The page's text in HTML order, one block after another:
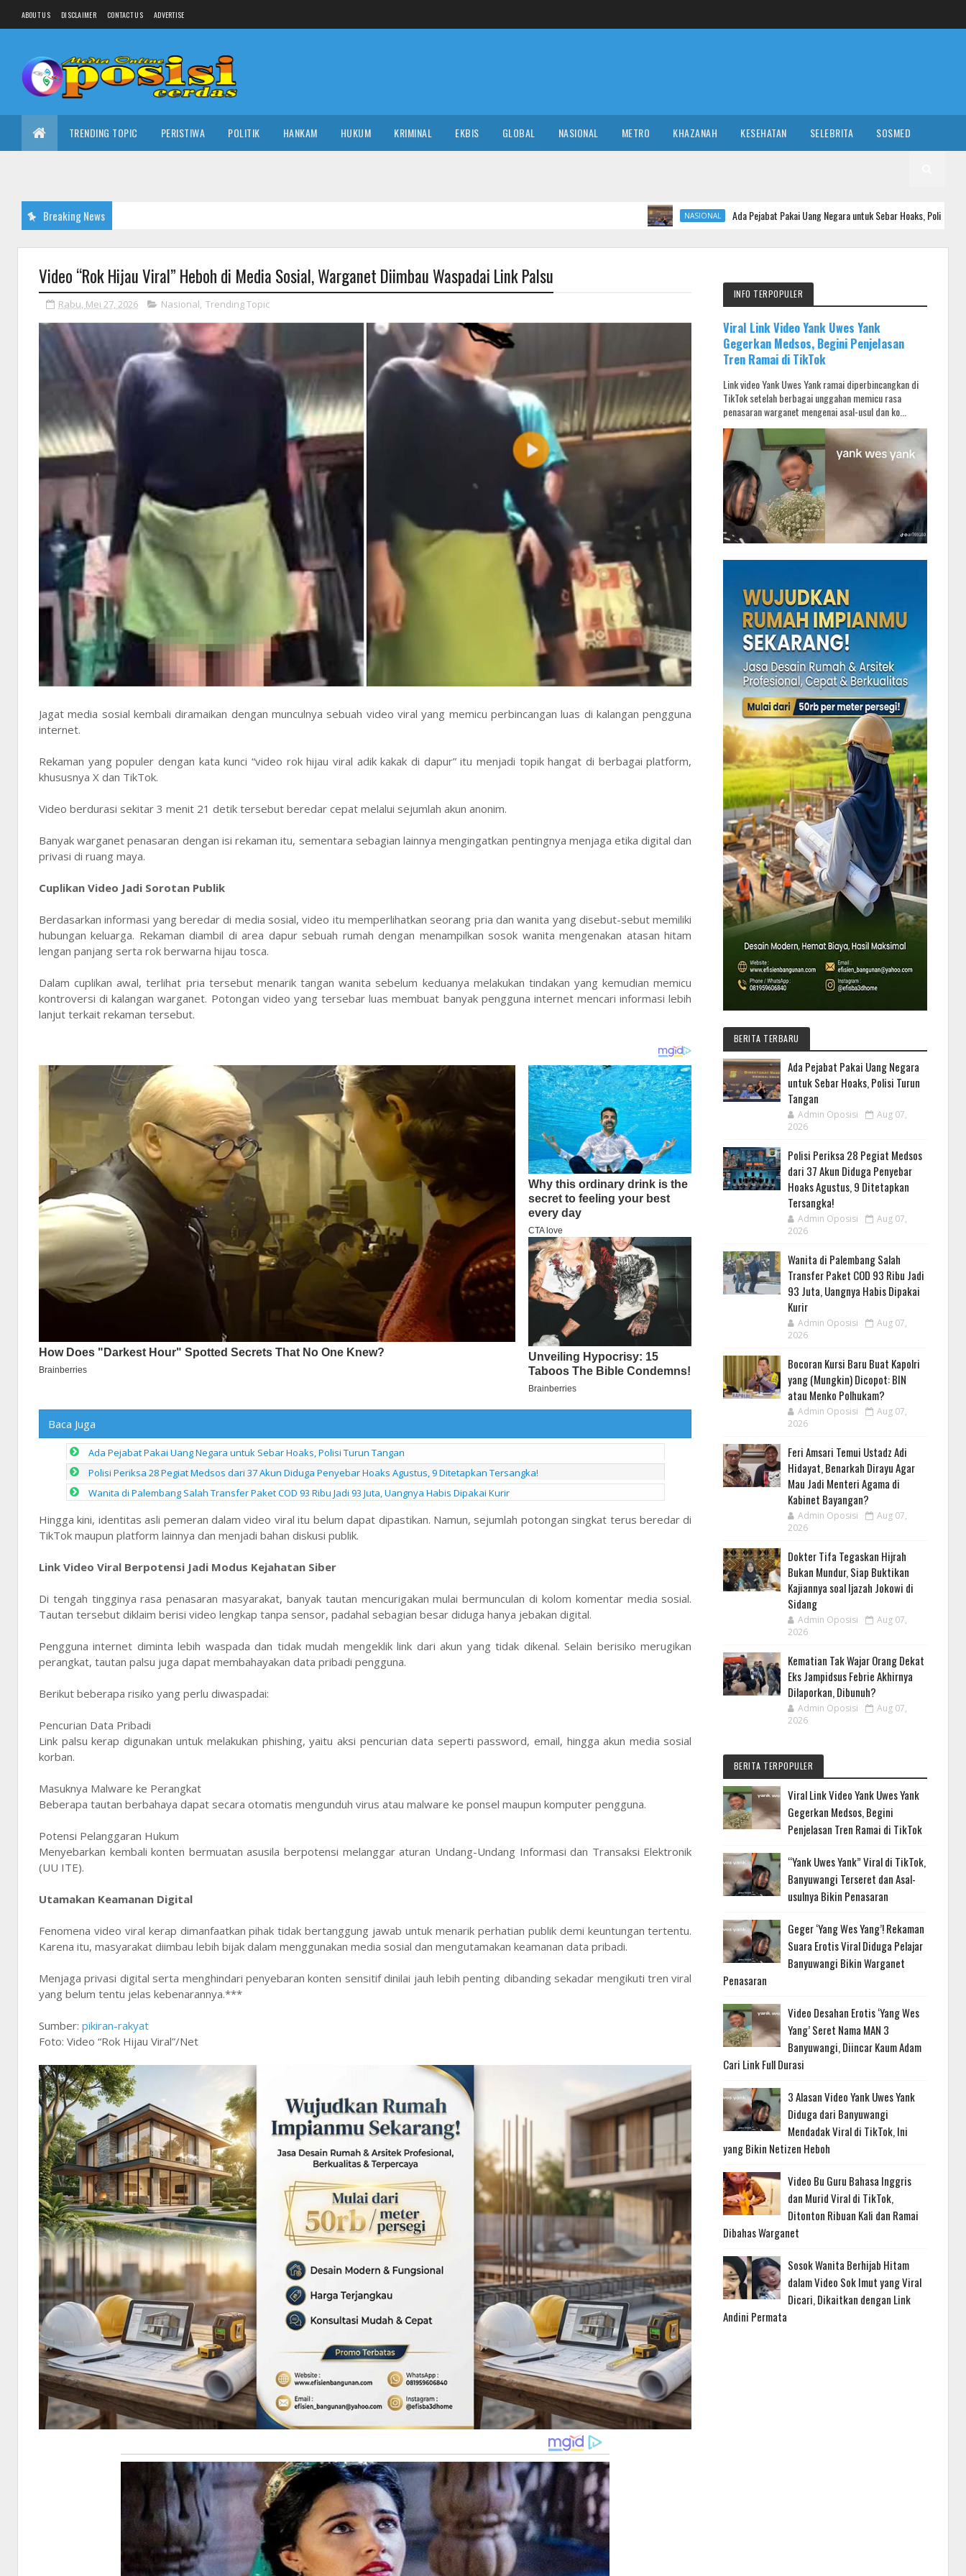
ABOUT US DISCLAIMER CONTACT US ADVERTISE
TRENDING TOPIC PERISTIWA POLITIK HANKAM HUKUM KRIMINAL EKBIS GLOBAL NASIONAL METRO KHAZANAH KESEHATAN SELEBRITA SOSMED
Breaking News NASIONAL Ada Pejabat Pakai Uang Negara untuk Sebar Hoaks, Polisi Turun Tangan
Video “Rok Hijau Viral” Heboh di Media Sosial, Warganet Diimbau Waspadai Link Palsu
Rabu, Mei 27, 2026 Nasional, Trending Topic
Jagat media sosial kembali diramaikan dengan munculnya sebuah video viral yang memicu perbincangan luas di kalangan pengguna
internet.
Rekaman yang populer dengan kata kunci “video rok hijau viral adik kakak di dapur” itu menjadi topik hangat di berbagai platform,
khususnya X dan TikTok.
Video berdurasi sekitar 3 menit 21 detik tersebut beredar cepat melalui sejumlah akun anonim.
Banyak warganet penasaran dengan isi rekaman itu, sementara sebagian lainnya mengingatkan pentingnya menjaga etika digital dan
privasi di ruang maya.
Cuplikan Video Jadi Sorotan Publik
Berdasarkan informasi yang beredar di media sosial, video itu memperlihatkan seorang pria dan wanita yang disebut-sebut memiliki
hubungan keluarga. Rekaman diambil di area dapur sebuah rumah dengan menampilkan sosok wanita mengenakan atasan hitam
lengan panjang serta rok berwarna hijau tosca.
Dalam cuplikan awal, terlihat pria tersebut menarik tangan wanita sebelum keduanya melakukan tindakan yang kemudian memicu
kontroversi di kalangan warganet. Potongan video yang tersebar luas membuat banyak pengguna internet mencari informasi lebih
lanjut terkait rekaman tersebut.
Baca Juga
Ada Pejabat Pakai Uang Negara untuk Sebar Hoaks, Polisi Turun Tangan
Polisi Periksa 28 Pegiat Medsos dari 37 Akun Diduga Penyebar Hoaks Agustus, 9 Ditetapkan Tersangka!
Wanita di Palembang Salah Transfer Paket COD 93 Ribu Jadi 93 Juta, Uangnya Habis Dipakai Kurir
Hingga kini, identitas asli pemeran dalam video viral itu belum dapat dipastikan. Namun, sejumlah potongan singkat terus beredar di
TikTok maupun platform lainnya dan menjadi bahan diskusi publik.
Link Video Viral Berpotensi Jadi Modus Kejahatan Siber
Di tengah tingginya rasa penasaran masyarakat, banyak tautan mencurigakan mulai bermunculan di kolom komentar media sosial.
Tautan tersebut diklaim berisi video lengkap tanpa sensor, padahal sebagian besar diduga hanya jebakan digital.
Pengguna internet diminta lebih waspada dan tidak mudah mengeklik link dari akun yang tidak dikenal. Selain berisiko merugikan
perangkat, tautan palsu juga dapat membahayakan data pribadi pengguna.
Berikut beberapa risiko yang perlu diwaspadai:
Pencurian Data Pribadi
Link palsu kerap digunakan untuk melakukan phishing, yaitu aksi pencurian data seperti password, email, hingga akun media sosial
korban.
Masuknya Malware ke Perangkat
Beberapa tautan berbahaya dapat secara otomatis mengunduh virus atau malware ke ponsel maupun komputer pengguna.
Potensi Pelanggaran Hukum
Menyebarkan kembali konten bermuatan asusila berpotensi melanggar aturan Undang-Undang Informasi dan Transaksi Elektronik
(UU ITE).
Utamakan Keamanan Digital
Fenomena video viral kerap dimanfaatkan pihak tidak bertanggung jawab untuk menarik perhatian publik demi keuntungan tertentu.
Karena itu, masyarakat diimbau lebih bijak dalam menggunakan media sosial dan mengutamakan keamanan data pribadi.
Menjaga privasi digital serta menghindari penyebaran konten sensitif dinilai jauh lebih penting dibanding sekadar mengikuti tren viral
yang belum tentu jelas kebenarannya.***
Sumber: pikiran-rakyat
Foto: Video “Rok Hijau Viral”/Net
INFO TERPOPULER
Viral Link Video Yank Uwes Yank
Gegerkan Medsos, Begini Penjelasan
Tren Ramai di TikTok
Link video Yank Uwes Yank ramai diperbincangkan di
TikTok setelah berbagai unggahan memicu rasa
penasaran warganet mengenai asal-usul dan ko...
BERITA TERBARU
Ada Pejabat Pakai Uang Negara
untuk Sebar Hoaks, Polisi Turun
Tangan
Admin Oposisi
Aug 07,
2026
Polisi Periksa 28 Pegiat Medsos
dari 37 Akun Diduga Penyebar
Hoaks Agustus, 9 Ditetapkan
Tersangka!
Admin Oposisi
Aug 07,
2026
Wanita di Palembang Salah
Transfer Paket COD 93 Ribu Jadi
93 Juta, Uangnya Habis Dipakai
Kurir
Admin Oposisi
Aug 07,
2026
Bocoran Kursi Baru Buat Kapolri
yang (Mungkin) Dicopot: BIN
atau Menko Polhukam?
Admin Oposisi
Aug 07,
2026
Feri Amsari Temui Ustadz Adi
Hidayat, Benarkah Dirayu Agar
Mau Jadi Menteri Agama di
Kabinet Bayangan?
Admin Oposisi
Aug 07,
2026
Dokter Tifa Tegaskan Hijrah
Bukan Mundur, Siap Buktikan
Kajiannya soal Ijazah Jokowi di
Sidang
Admin Oposisi
Aug 07,
2026
Kematian Tak Wajar Orang Dekat
Eks Jampidsus Febrie Akhirnya
Dilaporkan, Dibunuh?
Admin Oposisi
Aug 07,
2026
BERITA TERPOPULER
Viral Link Video Yank Uwes Yank
Gegerkan Medsos, Begini
Penjelasan Tren Ramai di TikTok
“Yank Uwes Yank” Viral di TikTok,
Banyuwangi Terseret dan Asal-
usulnya Bikin Penasaran
Geger ‘Yang Wes Yang’! Rekaman
Suara Erotis Viral Diduga Pelajar
Banyuwangi Bikin Warganet
Penasaran
Video Desahan Erotis ‘Yang Wes
Yang’ Seret Nama MAN 3
Banyuwangi, Diincar Kaum Adam
Cari Link Full Durasi
3 Alasan Video Yank Uwes Yank
Diduga dari Banyuwangi
Mendadak Viral di TikTok, Ini
yang Bikin Netizen Heboh
Video Bu Guru Bahasa Inggris
dan Murid Viral di TikTok,
Ditonton Ribuan Kali dan Ramai
Dibahas Warganet
Sosok Wanita Berhijab Hitam
dalam Video Sok Imut yang Viral
Dicari, Dikaitkan dengan Link
Andini Permata